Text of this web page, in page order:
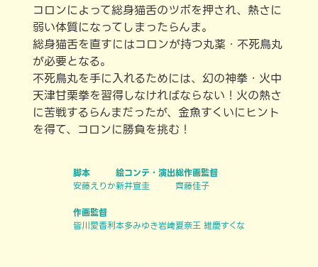
コロンによって総身猫舌のツボを押され、熱さに
弱い体質になってしまったらんま。
総身猫舌を直すにはコロンが持つ丸薬・不死鳥丸
が必要となる。
不死鳥丸を手に入れるためには、幻の神拳・火中
天津甘栗拳を習得しなければならない！火の熱さ
に苦戦するらんまだったが、金魚すくいにヒント
を得て、コロンに勝負を挑む！
脚本
安藤えりか
絵コンテ・演出
新井宣圭
総作画監督
齊藤佳子
作画監督
皆川愛香利本多みゆき岩﨑夏奈王 維慶すくな